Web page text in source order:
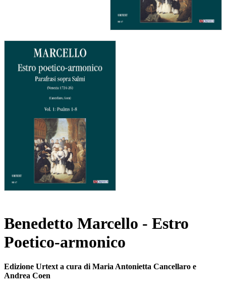
Benedetto Marcello - Estro
Poetico-armonico
Edizione Urtext a cura di Maria Antonietta Cancellaro e
Andrea Coen